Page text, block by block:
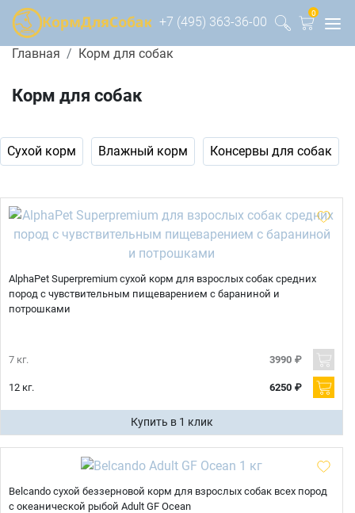
+7 (495) 363-36-00
0
Главная Корм для собак
Корм для собак
Сухой корм Влажный корм Консервы для собак
AlphaPet Superpremium сухой корм для взрослых собак средних
пород с чувствительным пищеварением с бараниной и
потрошками
7 кг. 3990 ₽
12 кг. 6250 ₽
Купить в 1 клик
Belcando сухой беззерновой корм для взрослых собак всех пород
с океанической рыбой Adult GF Ocean